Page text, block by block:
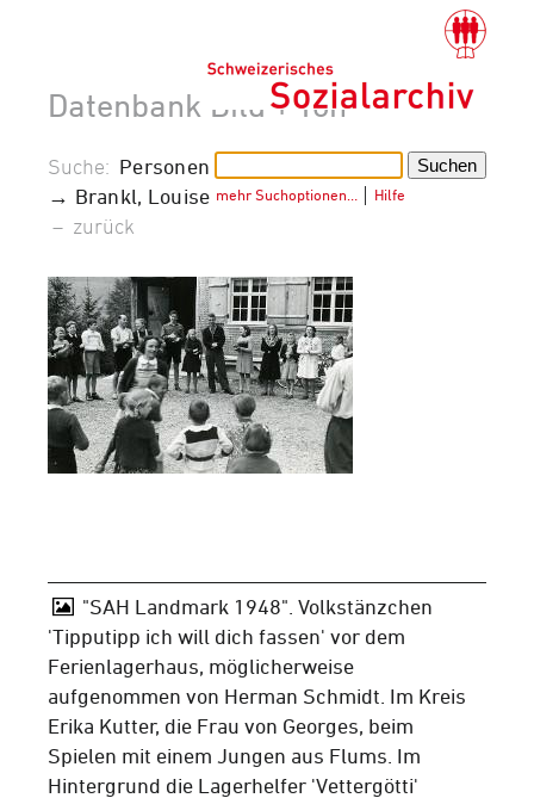
Datenbank Bild + Ton
mehr Suchoptionen… Hilfe
Suche: Personen
→ Brankl, Louise
– zurück
"SAH Landmark 1948". Volkstänzchen
'Tipputipp ich will dich fassen' vor dem
Ferienlagerhaus, möglicherweise
aufgenommen von Herman Schmidt. Im Kreis
Erika Kutter, die Frau von Georges, beim
Spielen mit einem Jungen aus Flums. Im
Hintergrund die Lagerhelfer 'Vettergötti'